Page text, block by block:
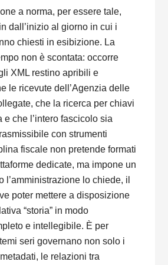
a norma, per essere tale,
dall’inizio al giorno in cui i
chiesti in esibizione. La
non è scontata: occorre
XML restino apribili e
le ricevute dell’Agenzia delle
che la ricerca per chiavi
e che l’intero fascicolo sia
con strumenti
fiscale non pretende formati
dedicate, ma impone un
l’amministrazione lo chiede, il
poter mettere a disposizione
“storia” in modo
e intellegibile. È per
seri governano non solo i
le relazioni tra